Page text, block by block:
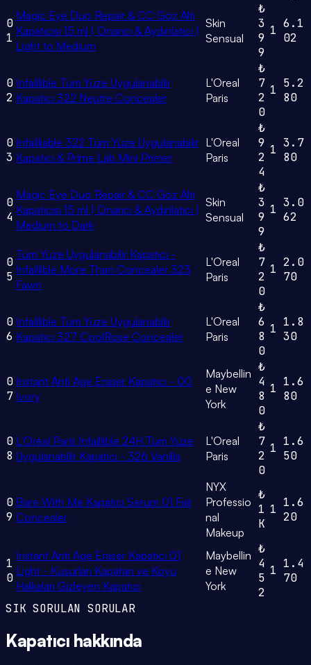
0
1
Magic Eye Duo Repair & CC Göz Altı
Kapatıcısı 15 ml | Onarıcı & Aydınlatıcı |
Light to Medium
Skin
Sensual
₺
3
9
9
1 6.1
02
0
2
Infaillible Tüm Yüze Uygulanabilir
Kapatıcı 322 Neutre Concealer
L'Oreal
Paris
₺
7
2
0
1 5.2
80
0
3
Infailliable 322 Tüm Yüze Uygulanabilir
Kapatıcı & Prime Lab Mini Primer
L'Oreal
Paris
₺
9
2
4
1 3.7
80
0
4
Magic Eye Duo Repair & CC Göz Altı
Kapatıcısı 15 ml | Onarıcı & Aydınlatıcı |
Medium to Dark
Skin
Sensual
₺
3
9
9
1 3.0
62
0
5
Tüm Yüze Uygulanabilir Kapatıcı -
Infaillible More Than Concealer 323
Fawn
L'Oreal
Paris
₺
7
2
0
1 2.0
70
0
6
Infaillible Tüm Yüze Uygulanabilir
Kapatıcı 327 CoolRose Concealer
L'Oreal
Paris
₺
6
8
0
1 1.8
30
0
7
Instant Anti Age Eraser Kapatıcı - 00
Ivory
Maybellin
e New
York
₺
4
8
0
1 1.6
80
0
8
L'Oréal Paris Infaillible 24H Tüm Yüze
Uygulanabilir Kapatıcı - 326 Vanilla
L'Oreal
Paris
₺
7
2
0
1 1.6
50
0
9
Bare With Me Kapatıcı Serum 01 Fair
Concealer
NYX
Professio
nal
Makeup
₺
1
K
1 1.6
20
1
0
Instant Anti Age Eraser Kapatıcı 01
Light - Kusurları Kapatan ve Koyu
Halkaları Gizleyen Kapatıcı
Maybellin
e New
York
₺
4
5
2
1 1.4
70
SIK SORULAN SORULAR
Kapatıcı hakkında